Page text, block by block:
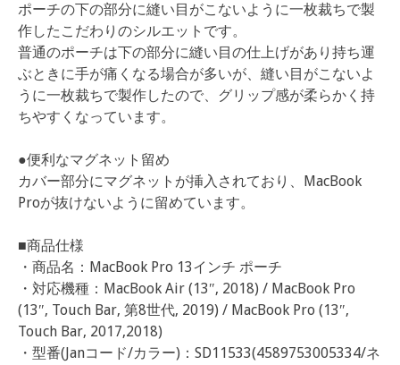
ポーチの下の部分に縫い目がこないように一枚裁ちで製
作したこだわりのシルエットです。
普通のポーチは下の部分に縫い目の仕上げがあり持ち運
ぶときに手が痛くなる場合が多いが、縫い目がこないよ
うに一枚裁ちで製作したので、グリップ感が柔らかく持
ちやすくなっています。
●便利なマグネット留め
カバー部分にマグネットが挿入されており、MacBook
Proが抜けないように留めています。
■商品仕様
・商品名：MacBook Pro 13インチ ポーチ
・対応機種：MacBook Air (13″, 2018) / MacBook Pro
(13″, Touch Bar, 第8世代, 2019) / MacBook Pro (13″,
Touch Bar, 2017,2018)
・型番(Janコード/カラー)：SD11533(4589753005334/ネ